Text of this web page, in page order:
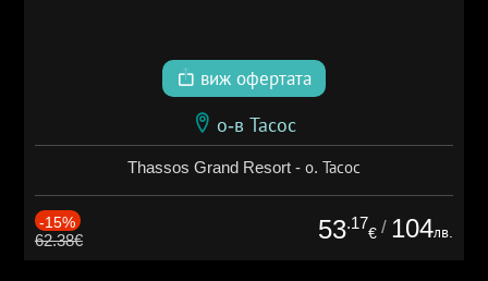
виж офертата
о-в Тасос
Thassos Grand Resort - о. Тасос
-15%
62.38€ 53.17
€ / 104лв.